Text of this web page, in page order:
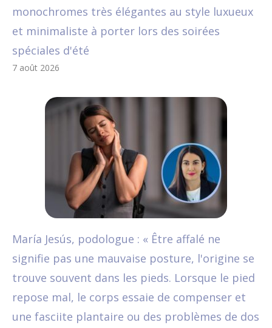
monochromes très élégantes au style luxueux
et minimaliste à porter lors des soirées
spéciales d'été
7 août 2026
María Jesús, podologue : « Être affalé ne
signifie pas une mauvaise posture, l'origine se
trouve souvent dans les pieds. Lorsque le pied
repose mal, le corps essaie de compenser et
une fasciite plantaire ou des problèmes de dos